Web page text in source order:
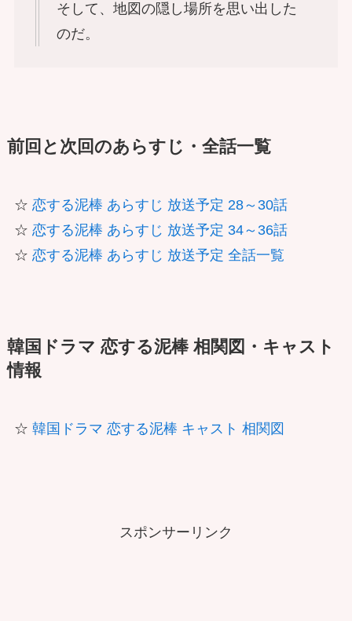
そして、地図の隠し場所を思い出した
のだ。
前回と次回のあらすじ・全話一覧
☆ 恋する泥棒 あらすじ 放送予定 28～30話
☆ 恋する泥棒 あらすじ 放送予定 34～36話
☆ 恋する泥棒 あらすじ 放送予定 全話一覧
韓国ドラマ 恋する泥棒 相関図・キャスト
情報
☆ 韓国ドラマ 恋する泥棒 キャスト 相関図
スポンサーリンク